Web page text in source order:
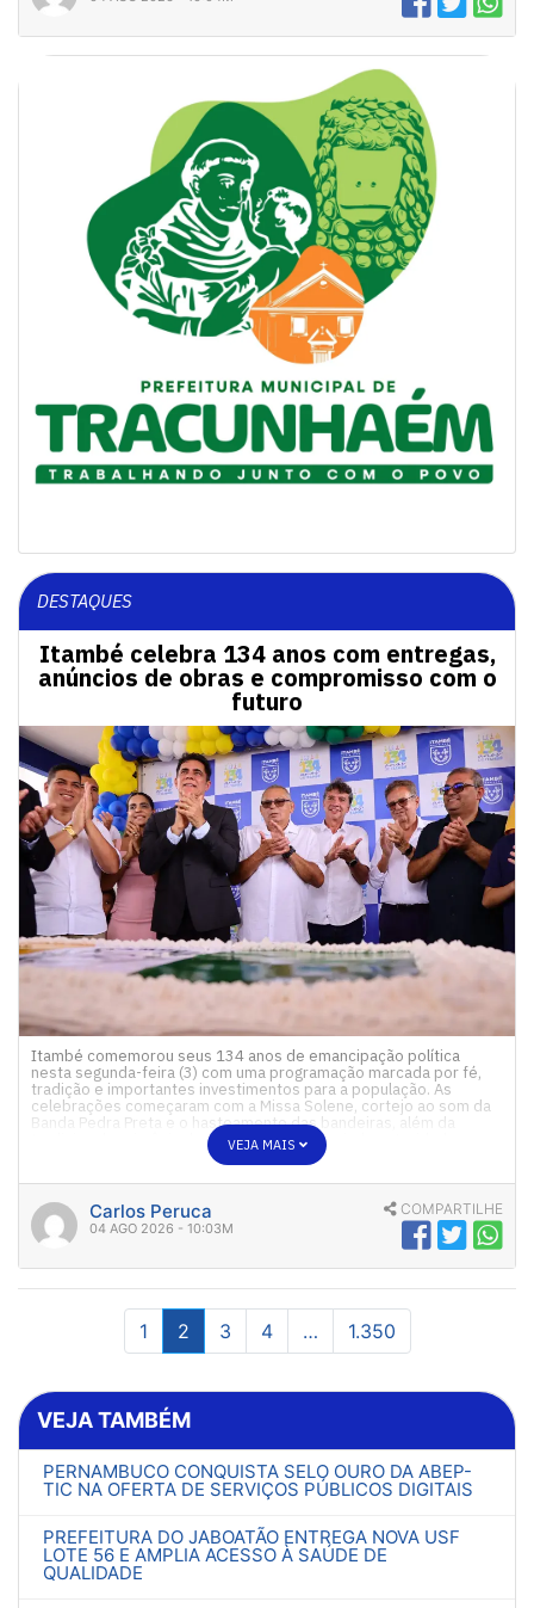
DESTAQUES
Itambé celebra 134 anos com entregas,
anúncios de obras e compromisso com o
futuro
Itambé comemorou seus 134 anos de emancipação política
nesta segunda-feira (3) com uma programação marcada por fé,
tradição e importantes investimentos para a população. As
celebrações começaram com a Missa Solene, cortejo ao som da
Banda Pedra Preta e o hasteamento das bandeiras, além da
tradicional cerimônia do corte do bolo, reunindo autoridades e
VEJA MAIS
Carlos Peruca
04 AGO 2026 - 10:03M
COMPARTILHE
1 2 3 4 … 1.350
VEJA TAMBÉM
PERNAMBUCO CONQUISTA SELO OURO DA ABEP-
TIC NA OFERTA DE SERVIÇOS PÚBLICOS DIGITAIS
PREFEITURA DO JABOATÃO ENTREGA NOVA USF
LOTE 56 E AMPLIA ACESSO À SAÚDE DE
QUALIDADE